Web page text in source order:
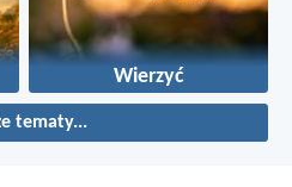
Wierzyć
tematy...